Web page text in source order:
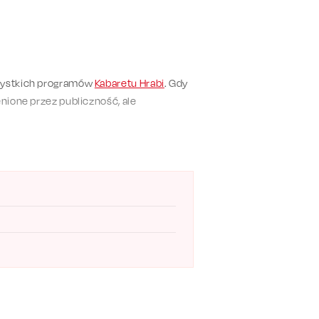
programówKabaretu Hrabi. Gdy
przez publiczność, ale
dla długoletnich fanów Kabaretu
improwizowane, zatem
w nim coś innego. Ten